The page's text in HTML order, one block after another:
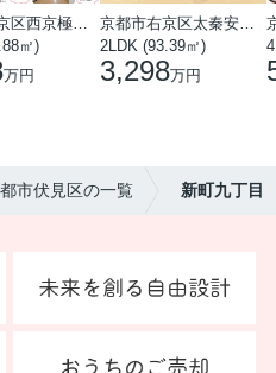
㎡)
万円
2LDK (93.39㎡)
3,298万円
市伏見区の一覧 新町九丁目